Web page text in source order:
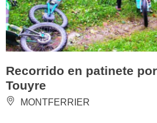
Recorrido en patinete
Touyre
MONTFERRIER